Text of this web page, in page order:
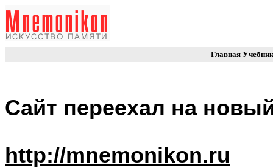
Главная Учебник
Сайт переехал на
http://mnemonikon.ru